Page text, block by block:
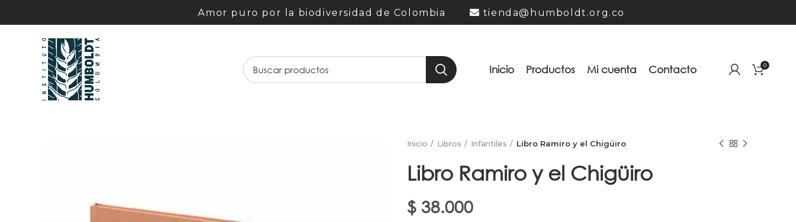
Amor puro por la biodiversidad de Colombia tienda@humboldt.org.co
Inicio Productos Mi cuenta Contacto 0
Inicio Libros Infantiles Libro Ramiro y el Chigüiro
Libro Ramiro y el Chigüiro
$ 38.000